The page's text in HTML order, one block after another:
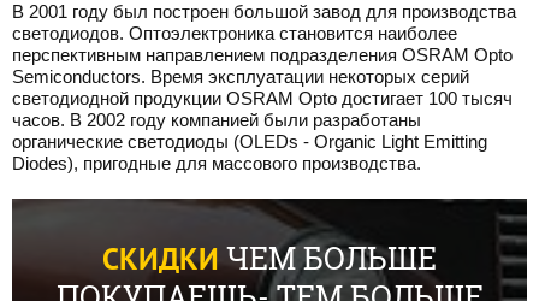
В 2001 году был построен большой завод для производства
светодиодов. Оптоэлектроника становится наиболее
перспективным направлением подразделения OSRAM Opto
Semiconductors. Время эксплуатации некоторых серий
светодиодной продукции OSRAM Opto достигает 100 тысяч
часов. В 2002 году компанией были разработаны
органические светодиоды (OLEDs - Organic Light Emitting
Diodes), пригодные для массового производства.
СКИДКИЧЕМ БОЛЬШЕ